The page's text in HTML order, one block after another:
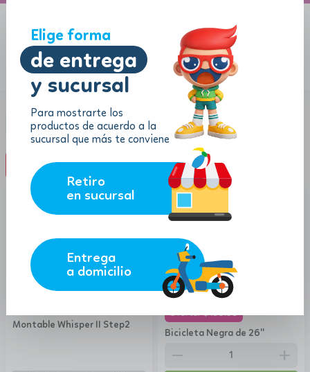
Elige forma
de entrega
y sucursal
Para mostrarte los
productos de acuerdo a la
sucursal que más te conviene
Retiro
en sucursal
Entrega
a domicilio
Categoría: Diversión al exterior
Niños
FILTROS (0)
Montable Whisper II Step2
-40%
Bicicleta Negra de 26''
$263.99
$158.39
remove add